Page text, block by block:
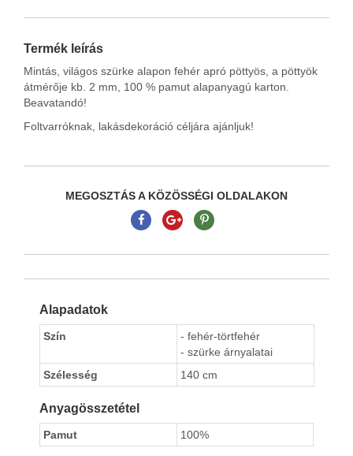
Termék leírás
Mintás, világos szürke alapon fehér apró pöttyös, a pöttyök
átmérője kb. 2 mm, 100 % pamut alapanyagú karton.
Beavatandó!
Foltvarróknak, lakásdekoráció céljára ajánljuk!
MEGOSZTÁS A KÖZÖSSÉGI OLDALAKON
Alapadatok
Szín
- fehér-törtfehér
- szürke árnyalatai
Szélesség
140 cm
Anyagösszetétel
Pamut 100%